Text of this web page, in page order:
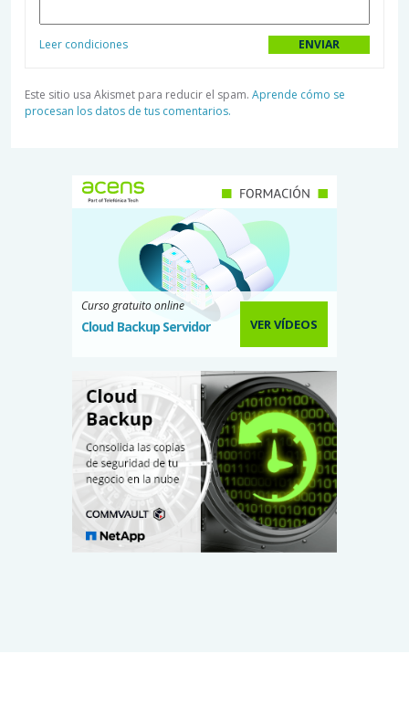
Leer condiciones
Este sitio usa Akismet para reducir el spam. Aprende cómo se
procesan los datos de tus comentarios.
Curso gratuito online
Cloud Backup Servidor VER VÍDEOS